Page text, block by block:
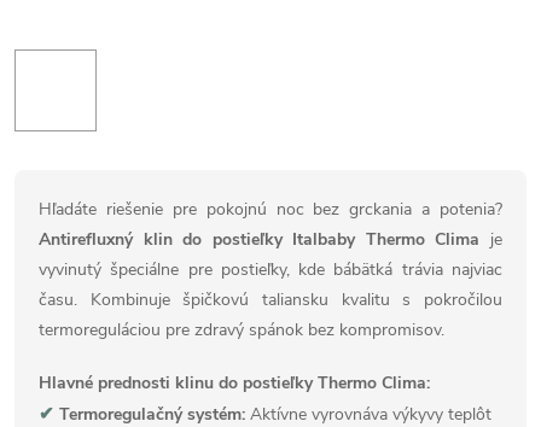
Hľadáte riešenie pre pokojnú noc bez grckania a potenia?
Antirefluxný klin do postieľky Italbaby Thermo Clima je
vyvinutý špeciálne pre postieľky, kde bábätká trávia najviac
času. Kombinuje špičkovú taliansku kvalitu s pokročilou
termoreguláciou pre zdravý spánok bez kompromisov.
Hlavné prednosti klinu do postieľky Thermo Clima:
✔ Termoregulačný systém: Aktívne vyrovnáva výkyvy teplôt